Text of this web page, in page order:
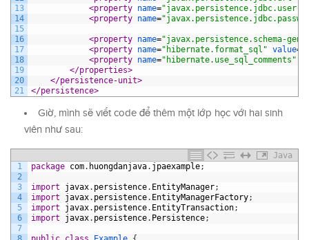
13
14
15
16
17
18
19
20
21
<property name="javax.persistence.jdbc.user"
<property name=
<property name="javax.persistence.schema-
<property name="hibernate.format_sql" value=
<property name="hibernate.use_sql_comments"
</properties>
</persistence-unit>
</persistence>
Giờ, mình sẽ viết code để thêm một lớp học với hai sinh
viên như sau:
Java
1
2
3
4
5
6
7
package com. huongdanjava. jpaexample;
import javax. persistence. EntityManager;
import
javax. persistence. EntityManagerFactory;
import
javax. persistence. EntityTransaction;
import
javax. persistence. Persistence;